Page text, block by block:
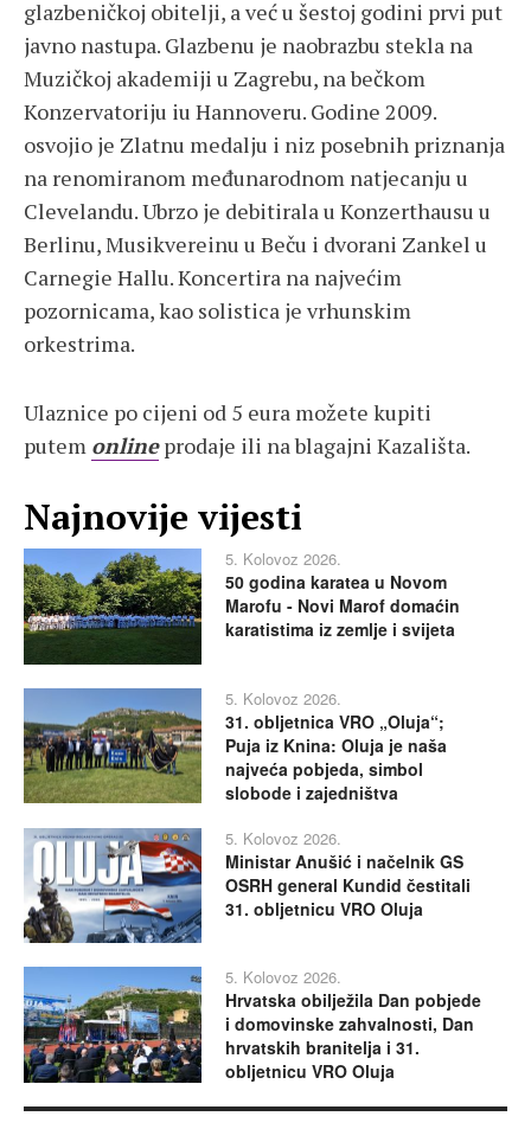
glazbeničkoj obitelji, a već u šestoj godini prvi put
javno nastupa. Glazbenu je naobrazbu stekla na
Muzičkoj akademiji u Zagrebu, na bečkom
Konzervatoriju iu Hannoveru. Godine 2009.
osvojio je Zlatnu medalju i niz posebnih priznanja
na renomiranom međunarodnom natjecanju u
Clevelandu. Ubrzo je debitirala u Konzerthausu u
Berlinu, Musikvereinu u Beču i dvorani Zankel u
Carnegie Hallu. Koncertira na najvećim
pozornicama, kao solistica je vrhunskim
orkestrima.
Ulaznice po cijeni od 5 eura možete kupiti
putem onlineprodaje ili na blagajni Kazališta.
Najnovije vijesti
5. Kolovoz 2026.
50 godina karatea u Novom
Marofu - Novi Marof domaćin
karatistima iz zemlje i svijeta
5. Kolovoz 2026.
31. obljetnica VRO „Oluja“;
Puja iz Knina: Oluja je naša
najveća pobjeda, simbol
slobode i zajedništva
5. Kolovoz 2026.
Ministar Anušić i načelnik GS
OSRH general Kundid čestitali
31. obljetnicu VRO Oluja
5. Kolovoz 2026.
Hrvatska obilježila Dan pobjede
i domovinske zahvalnosti, Dan
hrvatskih branitelja i 31.
obljetnicu VRO Oluja